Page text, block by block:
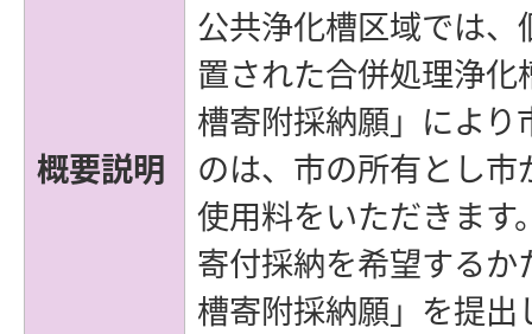
概要説明
公共浄化槽区域では
置された合併処理浄
槽寄附採納願」によ
のは、市の所有とし
使用料をいただきます
寄付採納を希望する
槽寄附採納願」を提出